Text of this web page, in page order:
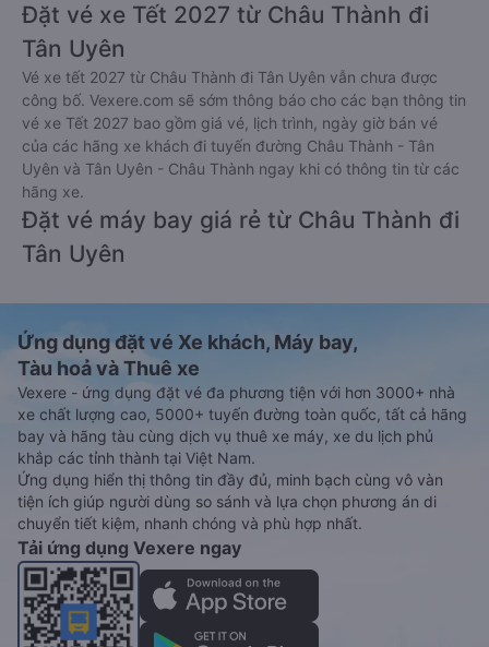
Đặt vé xe Tết 2027 từ Châu Thành đi
Tân Uyên
Vé xe tết 2027 từ Châu Thành đi Tân Uyên vẫn chưa được
công bố. Vexere.com sẽ sớm thông báo cho các bạn thông tin
vé xe Tết 2027 bao gồm giá vé, lịch trình, ngày giờ bán vé
của các hãng xe khách đi tuyến đường Châu Thành - Tân
Uyên và Tân Uyên - Châu Thành ngay khi có thông tin từ các
hãng xe.
Đặt vé máy bay giá rẻ từ Châu Thành đi
Tân Uyên
Ứng dụng đặt vé Xe khách, Máy bay,
Tàu hoả và Thuê xe
Vexere - ứng dụng đặt vé đa phương tiện với hơn 3000+ nhà
xe chất lượng cao, 5000+ tuyến đường toàn quốc, tất cả hãng
bay và hãng tàu cùng dịch vụ thuê xe máy, xe du lịch phủ
khắp các tỉnh thành tại Việt Nam.
Ứng dụng hiển thị thông tin đầy đủ, minh bạch cùng vô vàn
tiện ích giúp người dùng so sánh và lựa chọn phương án di
chuyển tiết kiệm, nhanh chóng và phù hợp nhất.
Tải ứng dụng Vexere ngay